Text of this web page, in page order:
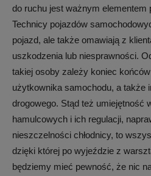
do ruchu jest ważnym elementem
Technicy pojazdów
pojazd, ale także omawiają z
uszkodzenia lub niesprawności.
takiej osoby zależy koniec
użytkownika samochodu, a także
drogowego. Stąd też umiejętność
hamulcowych i ich regulacji,
nieszczelności chłodnicy, to
dzięki której po wyjeździe z
będziemy mieć pewność, że nic